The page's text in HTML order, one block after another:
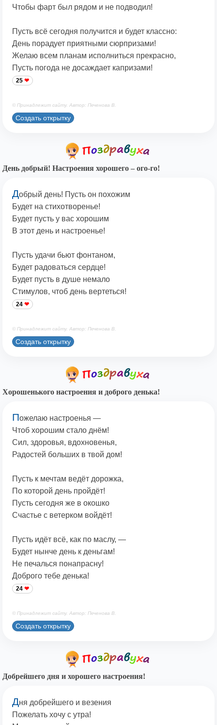
Чтобы фарт был рядом и не подводил!
Пусть всё сегодня получится и будет классно:
День порадует приятными сюрпризами!
Желаю всем планам исполниться прекрасно,
Пусть погода не досаждает капризами!
25
© Принадлежит сайту. Автор: Печенова В.
Создать открытку
День добрый! Настроения хорошего – ого-го!
Добрый день! Пусть он похожим
Будет на стихотворенье!
Будет пусть у вас хорошим
В этот день и настроенье!
Пусть удачи бьют фонтаном,
Будет радоваться сердце!
Будет пусть в душе немало
Стимулов, чтоб день вертеться!
24
© Принадлежит сайту. Автор: Печенова В.
Создать открытку
Хорошенького настроения и доброго денька!
Пожелаю настроенья —
Чтоб хорошим стало днём!
Сил, здоровья, вдохновенья,
Радостей больших в твой дом!
Пусть к мечтам ведёт дорожка,
По которой день пройдёт!
Пусть сегодня же в окошко
Счастье с ветерком войдёт!
Пусть идёт всё, как по маслу, —
Будет нынче день к деньгам!
Не печалься понапрасну!
Доброго тебе денька!
24
© Принадлежит сайту. Автор: Печенова В.
Создать открытку
Добрейшего дня и хорошего настроения!
Дня добрейшего и везения
Пожелать хочу с утра!